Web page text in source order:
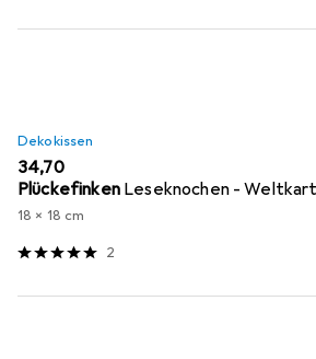
Dekokissen
EUR
34,70
Plückefinken Leseknochen -
18 x 18 cm
2